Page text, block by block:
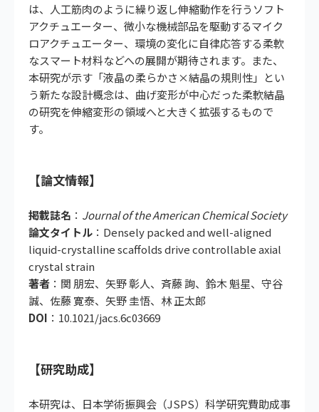
は、人工筋肉のように繰り返し伸縮動作を行うソフト
アクチュエーター、微小な機械部品を駆動するマイク
ロアクチュエーター、環境の変化に自律応答する柔軟
なスマート材料などへの展開が期待されます。また、
本研究が示す「液晶の柔らかさ×結晶の規則性」とい
う新たな設計概念は、曲げ変形が中心だった柔軟結晶
の研究を伸縮変形の領域へと大きく拡張するもので
す。
【論文情報】
掲載誌名 ： Journal of the American Chemical Society
論文タイトル ：Densely packed and well-aligned
liquid-crystalline scaffolds drive controllable axial
crystal strain
著者 ：関 朋宏、矢野 彰人、斉藤 詢、鈴木 魁星、守谷
誠、佐藤 寛泰、矢野 圭悟、林 正太郎
DOI ：10.1021/jacs.6c03669
【研究助成】
本研究は、日本学術振興会（JSPS）科学研究費助成事